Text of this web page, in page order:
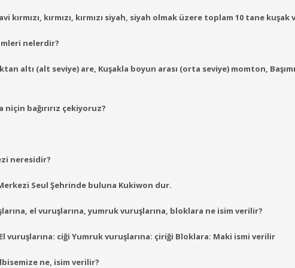
kırmızı, kırmızı, kırmızı siyah, siyah olmak üzere toplam 10 tane kuşak
nelerdir?
altı (alt seviye) are, Kuşakla boyun arası (orta seviye) momton,
bağırırız çekiyoruz?
neresidir?
Seul Şehrinde buluna Kukiwon dur.
el vuruşlarına, yumruk vuruşlarına, bloklara ne isim verilir?
vuruşlarına: ciği Yumruk vuruşlarına: çiriği Bloklara: Maki ismi verilir
ne, isim verilir?